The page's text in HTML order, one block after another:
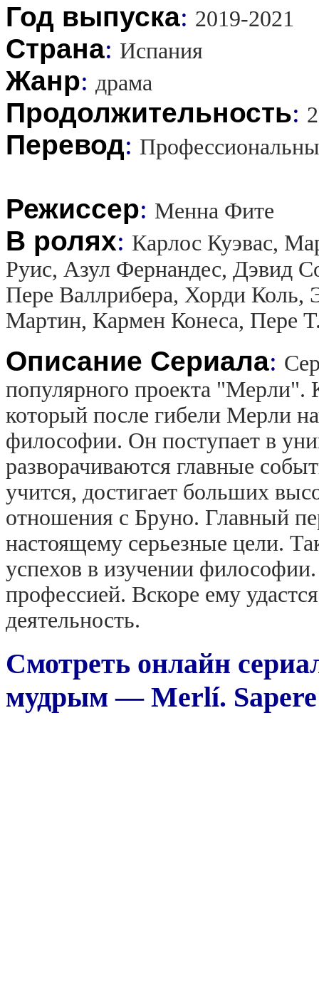
Год выпуска: 2019-2021
Страна: Испания
Жанр: драма
Продолжительность:
Перевод:
Режиссер: Менна Фите
В ролях: Карлос Куэвас,
Руис, Азул Фернандес, Дэвид
Пере Валлрибера, Хорди Коль,
Мартин, Кармен Конеса, Пере
Описание Сериала:
популярного проекта "Мерли".
который после гибели Мерли
философии. Он поступает в
разворачиваются главные
учится, достигает больших
отношения с Бруно. Главный
настоящему серьезные цели.
успехов в изучении
профессией. Вскоре ему
деятельность.
Смотреть онлайн
мудрым — Merlí. Sapere